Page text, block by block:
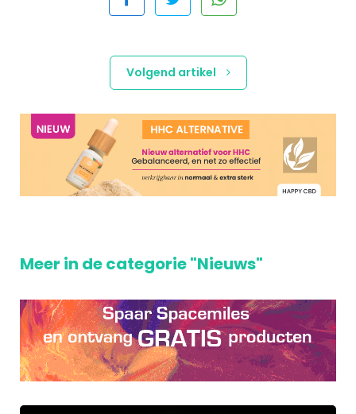
Volgend artikel
Meer in de categorie "Nieuws"